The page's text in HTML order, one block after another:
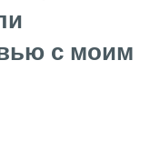
с моим